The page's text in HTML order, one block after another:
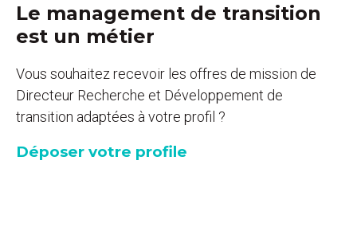
Le management de transition
est un métier
Vous souhaitez recevoir les offres de mission de
Directeur Recherche et Développement de
transition adaptées à votre profil ?
Déposer votre profile